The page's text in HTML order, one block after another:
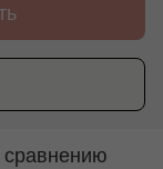
сравнению